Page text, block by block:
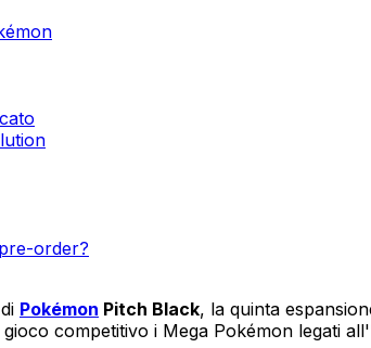
order?
Pokémon Pitch Black, la quinta
competitivo i Mega Pokémon legati